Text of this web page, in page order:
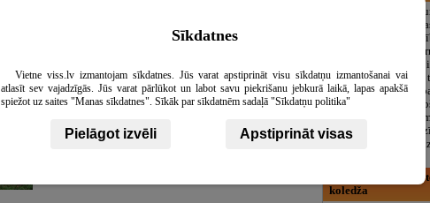
Šodien Rīgas
vidusskola –
centrs ir vienīgā
iestāde valstī, kur
un jauniešiem ar
redzes traucējumiem
nodrošināts redzes
process, un kas
vispārizglītojošajās
integrētajiem
audzēkņiem. Skolā
Latvijas
koledža
Sīkdatnes
Vietne viss.lv izmantojam sīkdatnes. Jūs varat apstiprināt visu sīkdatņu izmantošanai vai
atlasīt sev vajadzīgās. Jūs varat pārlūkot un labot savu piekrišanu jebkurā laikā, lapas apakšā
spiežot uz saites "Manas sīkdatnes". Sīkāk par sīkdatnēm sadaļā "Sīkdatņu politika"
Pielāgot izvēli Apstiprināt visas